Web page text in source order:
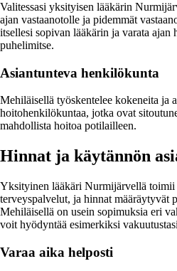
Valitessasi yksityisen lääkärin
ajan vastaanotolle ja pidemmät
itsellesi sopivan lääkärin ja varata ajan
puhelimitse.
Asiantunteva henkilökunta
Mehiläisellä työskentelee kokeneita ja
hoitohenkilökuntaa, jotka ovat
mahdollista hoitoa potilailleen.
Hinnat ja käytännön
Yksityinen lääkäri Nurmijärvellä
terveyspalvelut, ja hinnat määräytyvät
Mehiläisellä on usein sopimuksia eri
voit hyödyntää esimerkiksi
Varaa aika helposti